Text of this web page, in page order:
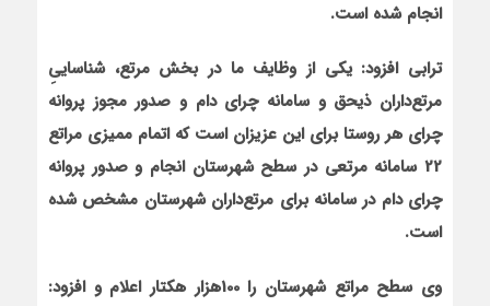
انجام شده است.
ترابي افزود: يکي از وظايف ما در بخش مرتع، شناساييِ
مرتعداران ذيحق و سامانه چراي دام و صدور مجوز پروانه
چراي هر روستا براي اين عزيزان است کهاتمام ممیزی مراتع
22 سامانه مرتعی در سطح شهرستان انجام و صدور پروانه
چرای دام در سامانه برای مرتع‌داران شهرستان مشخص شده
است.
وي سطح مراتع شهرستان را 100هزار هکتار اعلام و افزود: